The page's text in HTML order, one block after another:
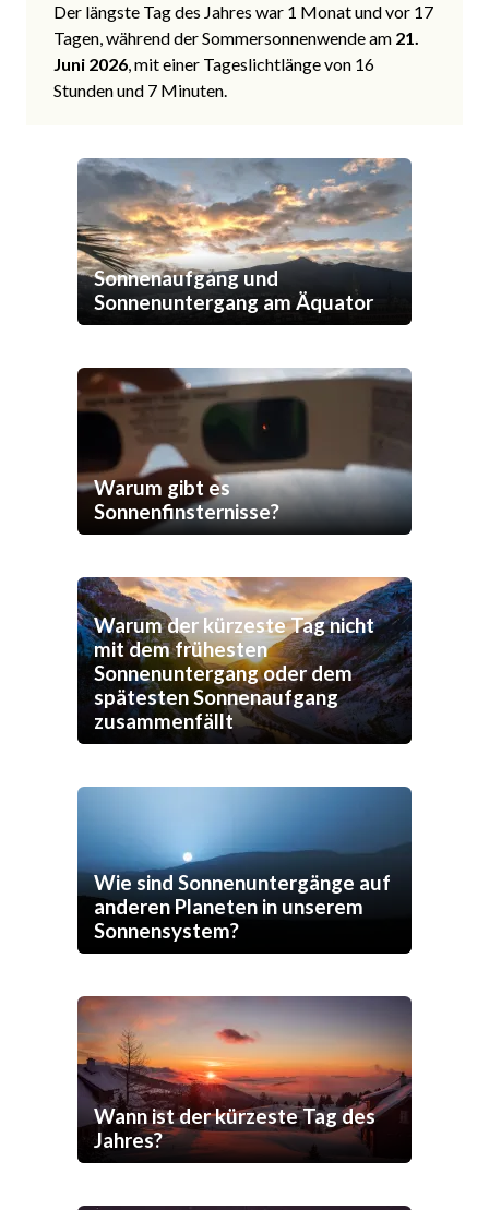
Der längste Tag des Jahres war 1 Monat und vor 17
Tagen, während der Sommersonnenwende am 21.
Juni 2026, mit einer Tageslichtlänge von 16
Stunden und 7 Minuten.
Sonnenaufgang und
Sonnenuntergang am Äquator
Warum gibt es
Sonnenfinsternisse?
Warum der kürzeste Tag nicht
mit dem frühesten
Sonnenuntergang oder dem
spätesten Sonnenaufgang
zusammenfällt
Wie sind Sonnenuntergänge auf
anderen Planeten in unserem
Sonnensystem?
Wann ist der kürzeste Tag des
Jahres?